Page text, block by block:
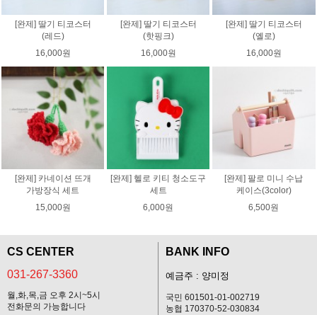
[완제] 딸기 티코스터
(레드)
16,000원
[완제] 딸기 티코스터
(핫핑크)
16,000원
[완제] 딸기 티코스터
(옐로)
16,000원
[완제] 카네이션 뜨개
가방장식 세트
15,000원
[완제] 헬로 키티 청소도구
세트
6,000원
[완제] 팔로 미니 수납
케이스(3color)
6,500원
CS CENTER
031-267-3360
월,화,목,금 오후 2시~5시
전화문의 가능합니다
BANK INFO
예금주 : 양미정
국민 601501-01-002719
농협 170370-52-030834